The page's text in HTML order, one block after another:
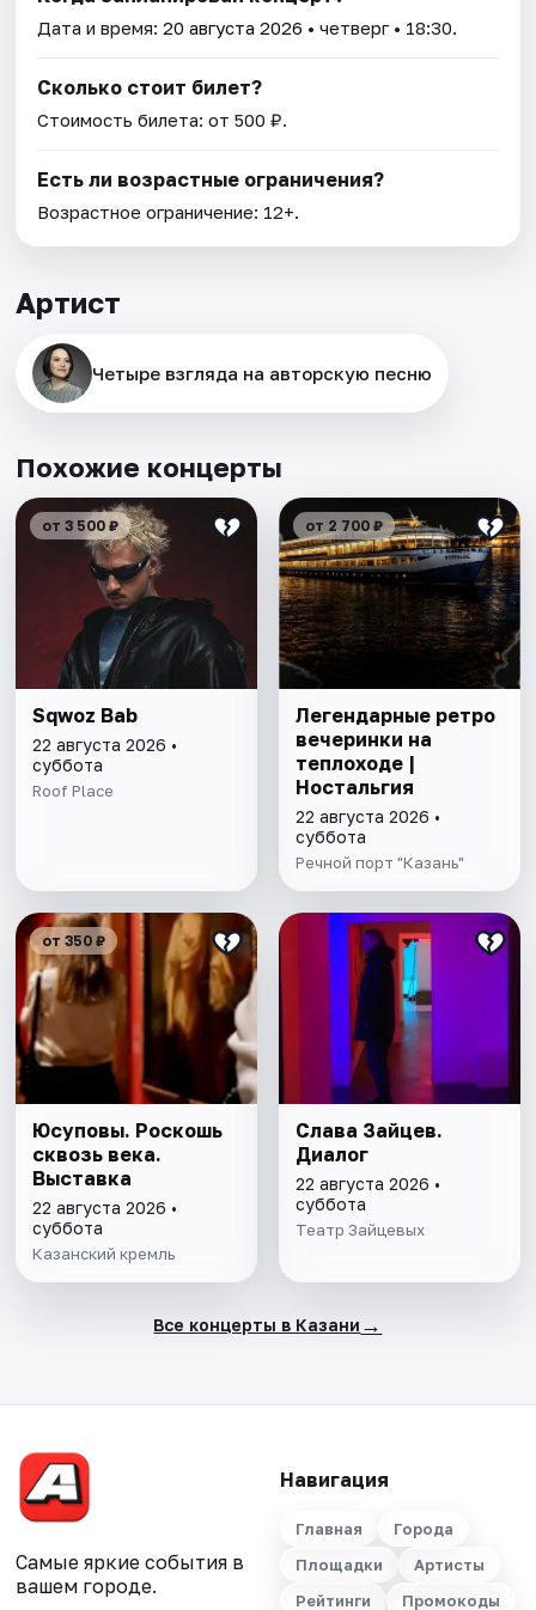
Дата и время:20 августа 2026 • четверг • 18:30.
Сколько стоит билет?
Стоимость билета: от 500 ₽.
Есть ли возрастные ограничения?
Возрастное ограничение: 12+.
Артист
Четыре взгляда на авторскую песню
Похожие концерты
от 3 500 ₽
Sqwoz Bab
22 августа 2026 •
суббота
Roof Place
от 2 700 ₽
Легендарные ретро
вечеринки на
теплоходе |
Ностальгия
22 августа 2026 •
суббота
Речной порт "Казань"
от 350 ₽
Юсуповы. Роскошь
сквозь века.
Выставка
22 августа 2026 •
суббота
Казанский кремль
Слава Зайцев.
Диалог
22 августа 2026 •
суббота
Театр Зайцевых
Все концерты в Казани →
Самые яркие события в
вашем городе.
Навигация
Главная
Города
Площадки
Артисты
Рейтинги
Промокоды